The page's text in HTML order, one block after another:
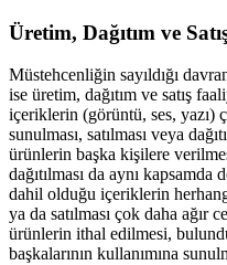
Üretim, Dağıtım ve
Müstehcenliğin sayıldığı
ise üretim, dağıtım ve satış
içeriklerin (görüntü, ses, yazı)
sunulması, satılması veya
ürünlerin başka kişilere
dağıtılması da aynı
dahil olduğu içeriklerin
ya da satılması çok daha ağır
ürünlerin ithal edilmesi,
başkalarının kullanımına